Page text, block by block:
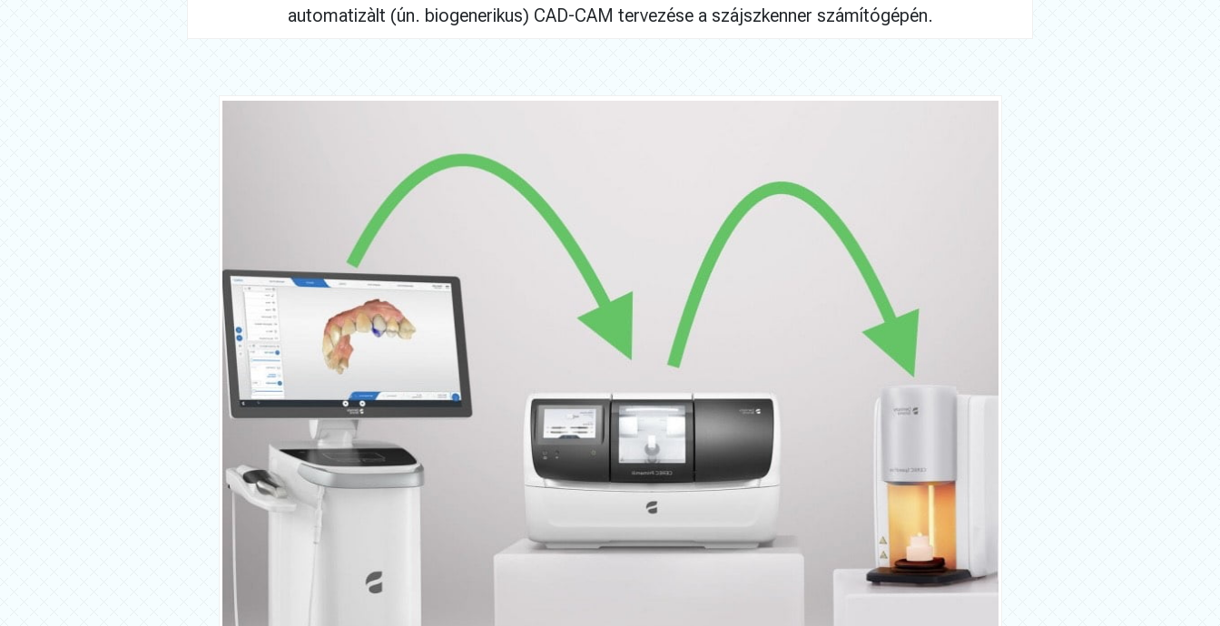
automatizàlt (ún. biogenerikus) CAD-CAM tervezése a szájszkenner számítógépén.